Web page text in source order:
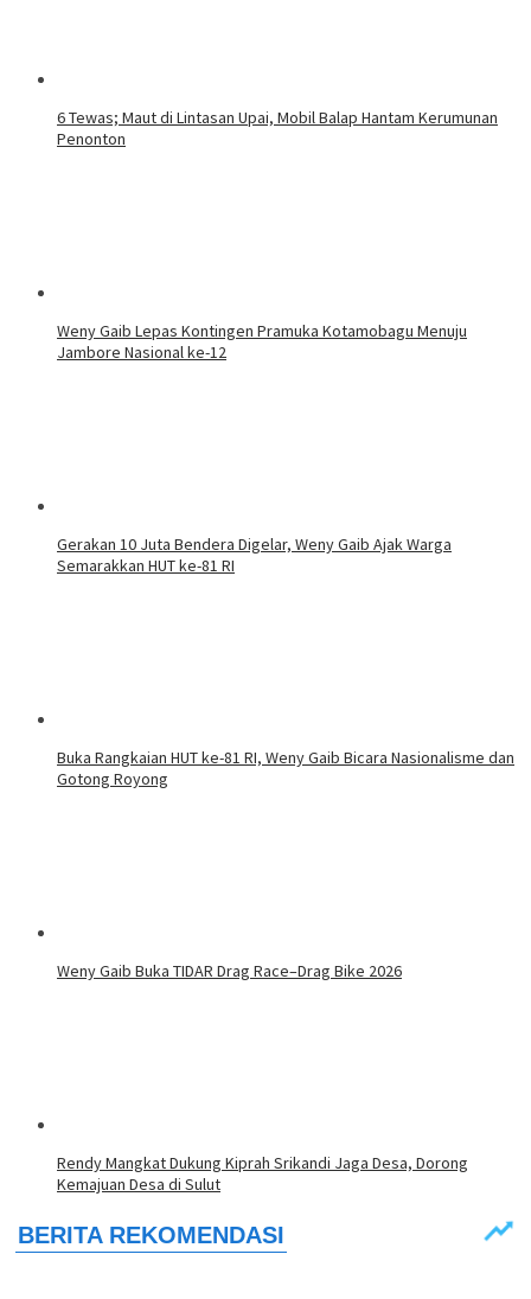
6 Tewas; Maut di Lintasan Upai, Mobil Balap Hantam Kerumunan
Penonton
Weny Gaib Lepas Kontingen Pramuka Kotamobagu Menuju
Jambore Nasional ke-12
Gerakan 10 Juta Bendera Digelar, Weny Gaib Ajak Warga
Semarakkan HUT ke-81 RI
Buka Rangkaian HUT ke-81 RI, Weny Gaib Bicara Nasionalisme dan
Gotong Royong
Weny Gaib Buka TIDAR Drag Race–Drag Bike 2026
Rendy Mangkat Dukung Kiprah Srikandi Jaga Desa, Dorong
Kemajuan Desa di Sulut